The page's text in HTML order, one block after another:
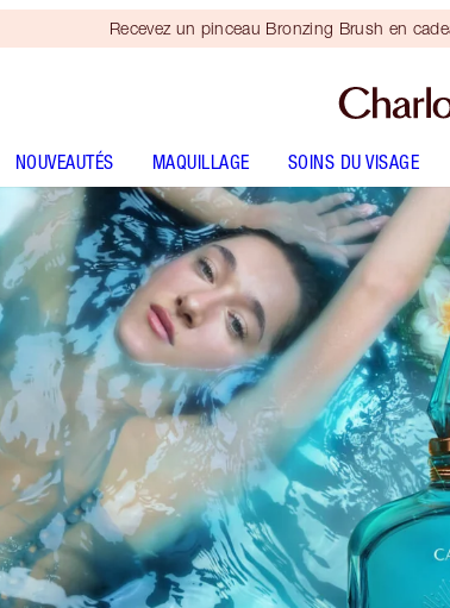
Recevez un pinceau Bronzing Brush en
NOUVEAUTÉS MAQUILLAGE SOINS DU VISAGE